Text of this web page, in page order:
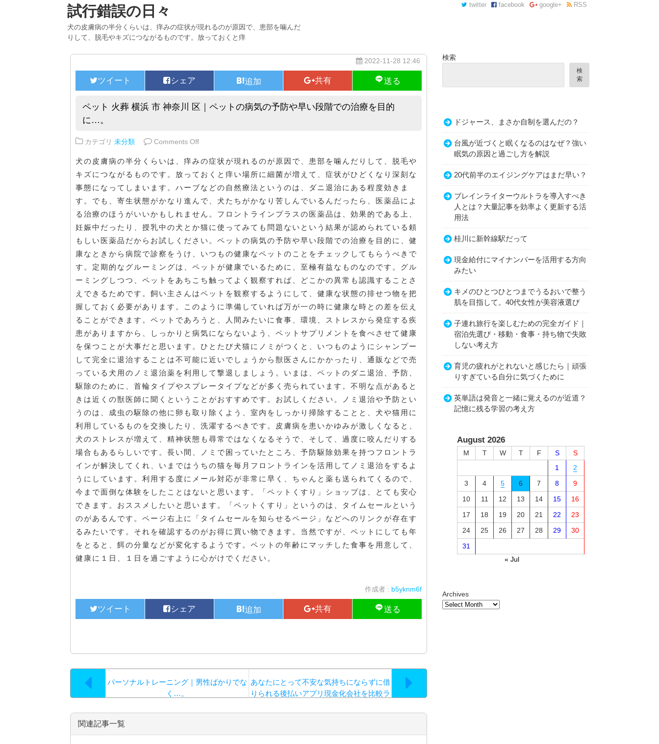
試行錯誤の日々
犬の皮膚病の半分くらいは、痒みの症状が現れるのが原因で、患部を噛んだ
りして、脱毛やキズにつながるものです。放っておくと痒
twitter facebook google+ RSS
2022-11-28 12:46
ペット 火葬 横浜 市 神奈川 区｜ペットの病気の予防や早い段階での治療を目的
に…。
カテゴリ 未分類 Comments Offon ペット 火葬 横浜 市 神奈川 区｜ペットの病気の予防や早い段階での治療を目的に…。
犬の皮膚病の半分くらいは、痒みの症状が現れるのが原因で、患部を噛んだりして、脱毛や
キズにつながるものです。放っておくと痒い場所に細菌が増えて、症状がひどくなり深刻な
事態になってしまいます。ハーブなどの自然療法というのは、ダニ退治にある程度効きま
す。でも、寄生状態がかなり進んで、犬たちがかなり苦しんでいるんだったら、医薬品によ
る治療のほうがいいかもしれません。フロントラインプラスの医薬品は、効果的である上、
妊娠中だったり、授乳中の犬とか猫に使ってみても問題ないという結果が認められている頼
もしい医薬品だからお試しください。ペットの病気の予防や早い段階での治療を目的に、健
康なときから病院で診察をうけ、いつもの健康なペットのことをチェックしてもらうべきで
す。定期的なグルーミングは、ペットが健康でいるために、至極有益なものなのです。グル
ーミングしつつ、ペットをあちこち触ってよく観察すれば、どこかの異常も認識することさ
えできるためです。飼い主さんはペットを観察するようにして、健康な状態の排せつ物を把
握しておく必要があります。このように準備していれば万が一の時に健康な時との差を伝え
ることができます。ペットであろうと、人間みたいに食事、環境、ストレスから発症する疾
患がありますから、しっかりと病気にならないよう、ペットサプリメントを食べさせて健康
を保つことが大事だと思います。ひとたび犬猫にノミがつくと、いつものようにシャンプー
して完全に退治することは不可能に近いでしょうから獣医さんにかかったり、通販などで売
っている犬用のノミ退治薬を利用して撃退しましょう。いまは、ペットのダニ退治、予防、
駆除のために、首輪タイプやスプレータイプなどが多く売られています。不明な点があると
きは近くの獣医師に聞くということがおすすめです。お試しください。ノミ退治や予防とい
うのは、成虫の駆除の他に卵も取り除くよう、室内をしっかり掃除することと、犬や猫用に
利用しているものを交換したり、洗濯するべきです。皮膚病を患いかゆみが激しくなると、
犬のストレスが増えて、精神状態も尋常ではなくなるそうで、そして、過度に咬んだりする
場合もあるらしいです。長い間、ノミで困っていたところ、予防駆除効果を持つフロントラ
インが解決してくれ、いまではうちの猫を毎月フロントラインを活用してノミ退治をするよ
うにしています。利用する度にメール対応が非常に早く、ちゃんと薬も送られてくるので、
今まで面倒な体験をしたことはないと思います。「ペットくすり」ショップは、とても安心
できます。おススメしたいと思います。「ペットくすり」というのは、タイムセールという
のがあるんです。ページ右上に「タイムセールを知らせるページ」などへのリンクが存在す
るみたいです。それを確認するのがお得に買い物できます。当然ですが、ペットにしても年
をとると、餌の分量などが変化するようです。ペットの年齢にマッチした食事を用意して、
健康に１日、１日を過ごすように心がけでください。
作成者 : b5yknm6f
パーソナルトレーニング｜男性ばかりでな
く…。
あなたにとって不安な気持ちにならずに借
りられる後払いアプリ現金化会社を比較ラ
で
関連記事一覧
検索
検
索
ドジャース、まさか自制を選んだの？
台風が近づくと眠くなるのはなぜ？強い
眠気の原因と過ごし方を解説
20代前半のエイジングケアはまだ早い？
ブレインライターウルトラを導入すべき
人とは？大量記事を効率よく更新する活
用法
桂川に新幹線駅だって
現金給付にマイナンバーを活用する方向
みたい
キメのひとつひとつまでうるおいで整う
肌を目指して。40代女性が美容液選び
子連れ旅行を楽しむための完全ガイド｜
宿泊先選び・移動・食事・持ち物で失敗
しない考え方
育児の疲れがとれないと感じたら｜頑張
りすぎている自分に気づくために
英単語は発音と一緒に覚えるのが近道？
記憶に残る学習の考え方
August 2026
M T W T F S
S
1
2
3
4 5 6 7 8
9
10
11 12 13 14 15
16
17
18 19 20 21 22
23
24
25 26 27 28 29
30
31
« Jul
Archives